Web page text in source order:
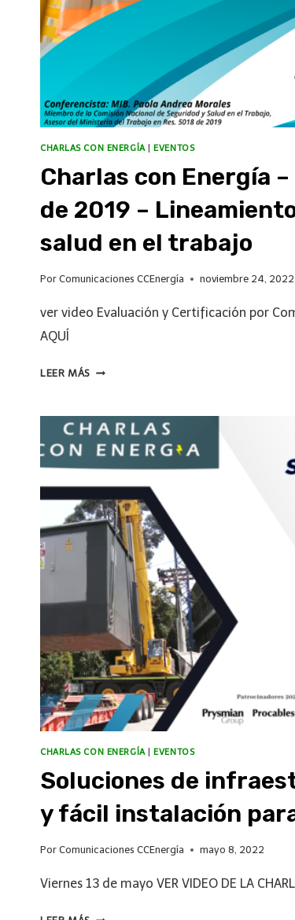
CHARLAS CON ENERGÍA |EVENTOS
Charlas con Energía
de 2019 –
salud en el trabajo
Por Comunicaciones CCEnergía noviembre 24, 2022
ver video Evaluación y Certificación por
AQUÍ
LEER MÁS
CHARLAS CON ENERGÍA|EVENTOS
Soluciones de
y fácil instalación
Por Comunicaciones CCEnergía mayo 8, 2022
Viernes 13 de mayo VER VIDEO DE LA